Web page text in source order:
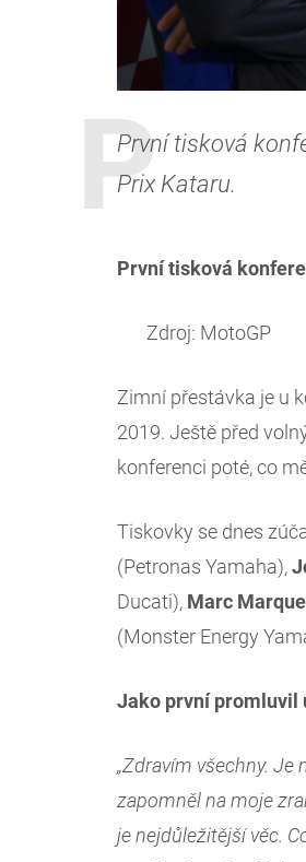
První tisková
Prix Kataru.
První tisková
Zdroj: MotoGP
Zimní přestávka je u
2019. Ještě před
konferenci poté, co
Tiskovky se dnes
(Petronas Yamaha),
Ducati), Marc
(Monster Energy
Jako první promluvil
„Zdravím všechny.
zapomněl na moje
je nejdůležitější věc.